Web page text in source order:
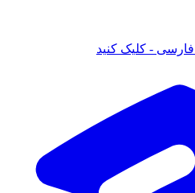
- کلیک کنید